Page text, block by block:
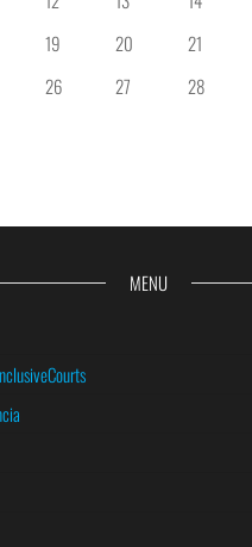
19 20 21
26 27 28
MENU